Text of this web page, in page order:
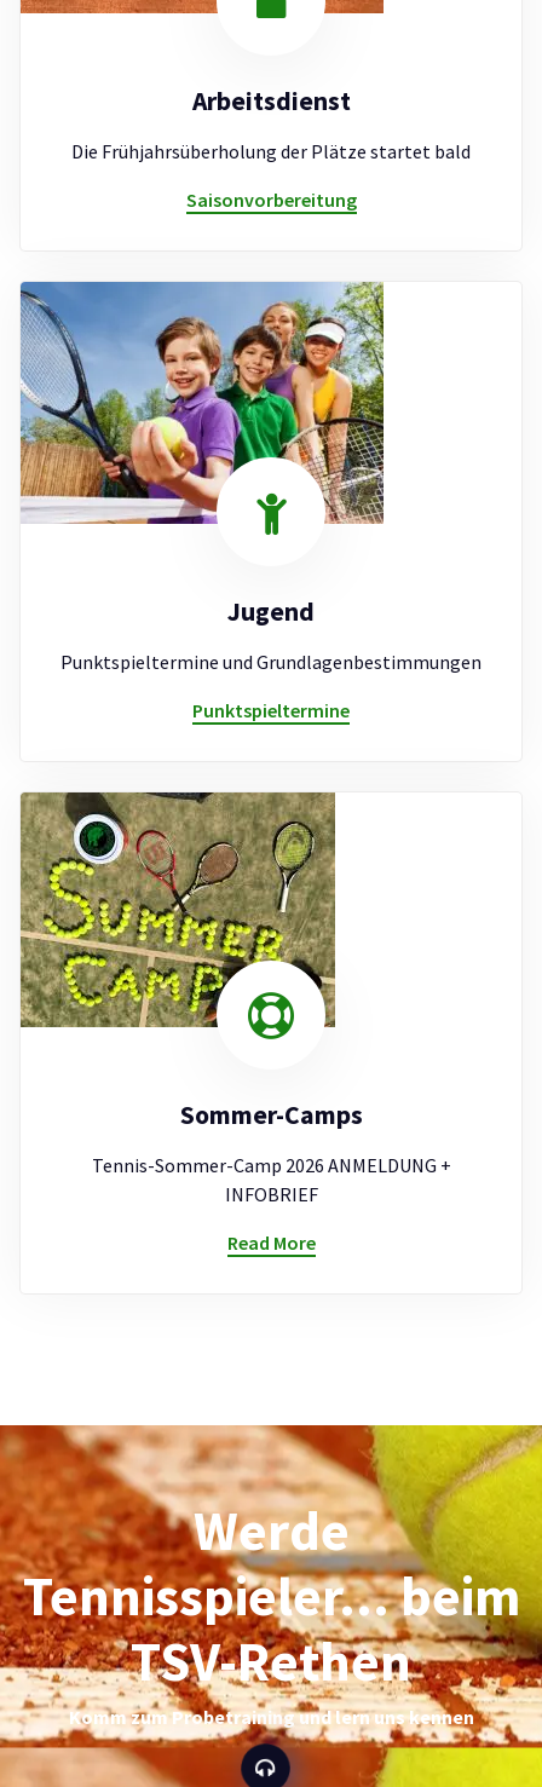
Arbeitsdienst
Die Frühjahrsüberholung der Plätze startet bald
Saisonvorbereitung
Jugend
Punktspieltermine und Grundlagenbestimmungen
Punktspieltermine
Sommer-Camps
Tennis-Sommer-Camp 2026 ANMELDUNG +
INFOBRIEF
Read More
Werde
Tennisspieler... beim
TSV-Rethen
Komm zum Probetraining und lern uns kennen